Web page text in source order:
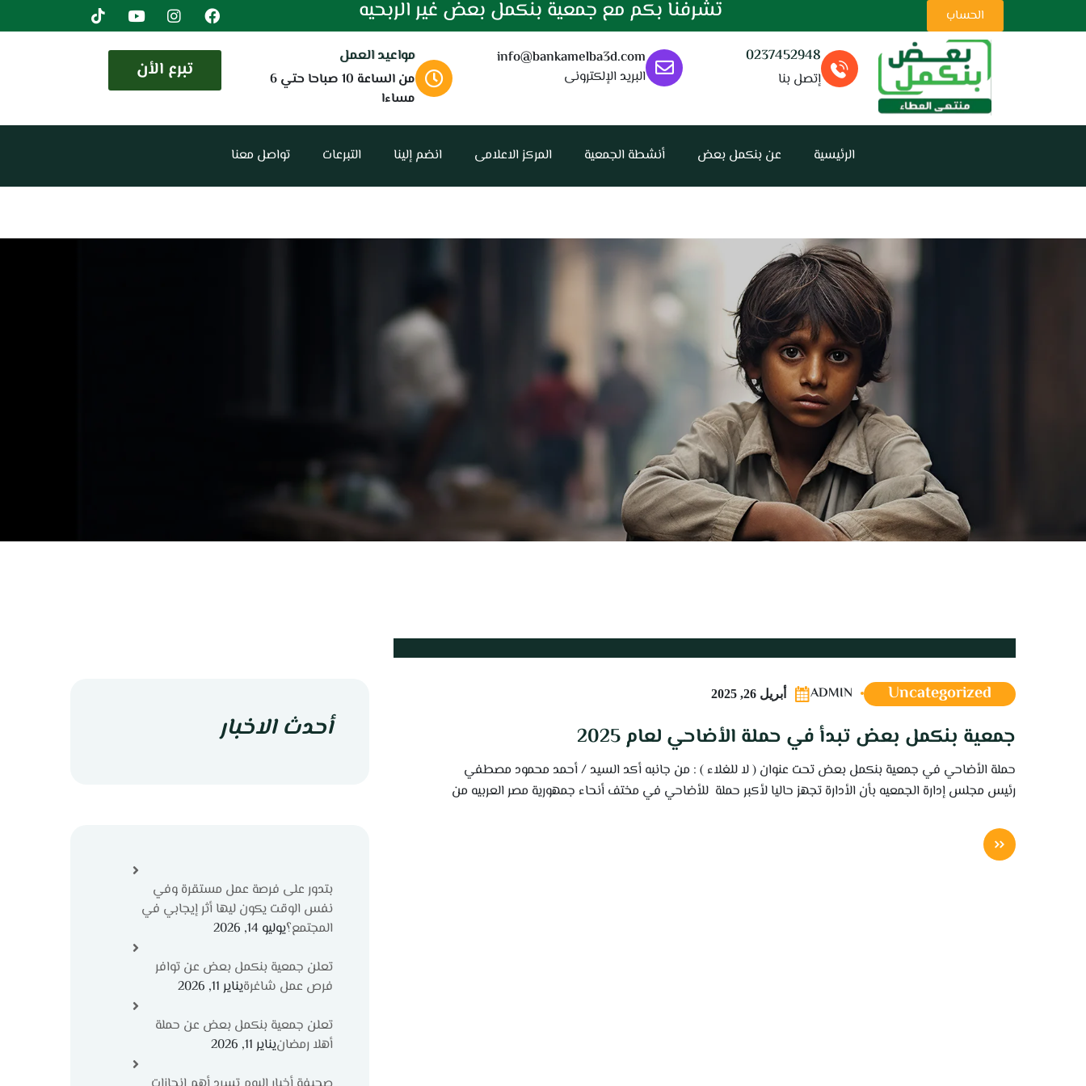
الحساب تشرفنا بكم مع جمعية بنكمل بعض غير الربحيه
0237452948
إتصل بنا
info@bankamelba3d.com
البريد الإلكترونى
مواعيد العمل
من الساعة 10 صباحا حتي 6
مساءا
تبرع الأن
الرئيسية عن بنكمل بعض أنشطة الجمعية المركز الاعلامى انضم إلينا التبرعات تواصل معنا
Uncategorized
ADMIN أبريل 26, 2025
جمعية بنكمل بعض تبدأ في حملة الأضاحي لعام 2025
حملة الأضاحي في جمعية بنكمل بعض تحت عنوان ( لا للغلاء ) : من جانبه أكد السيد / أحمد محمود مصطفي
رئيس مجلس إدارة الجمعيه بأن الأدارة تجهز حاليا لأكبر حملة للأضاحي في مختف أنحاء جمهورية مصر العربيه من
أحدث الاخبار
بتدور على فرصة عمل مستقرة وفي
نفس الوقت يكون ليها أثر إيجابي في
المجتمع؟يوليو 14, 2026
تعلن جمعية بنكمل بعض عن توافر
فرص عمل شاغرةيناير 11, 2026
تعلن جمعية بنكمل بعض عن حملة
أهلا رمضانيناير 11, 2026